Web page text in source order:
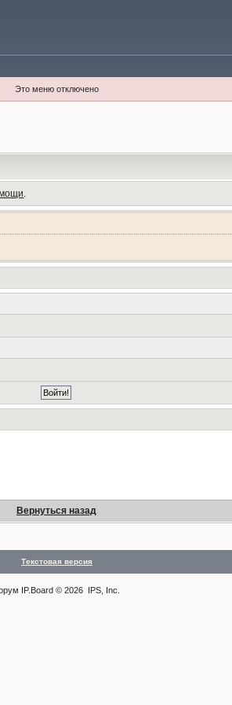
Это меню отключено
.
Вернуться назад
Текстовая версия
IP.Board © 2026 IPS, Inc